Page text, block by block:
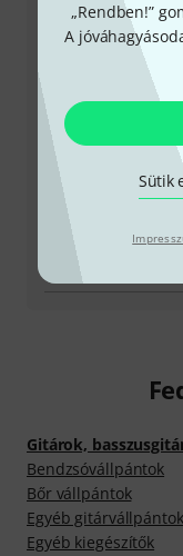
„Rendben!”
A
Sütik
Nyitvatartási
nyári
Visszahívást
Még több
Termék
Minden
Gitárok,
Bendzsóvállpántok
Bőr vállpántok
Egyéb gitárvállpántok
Egyéb kiegészítők